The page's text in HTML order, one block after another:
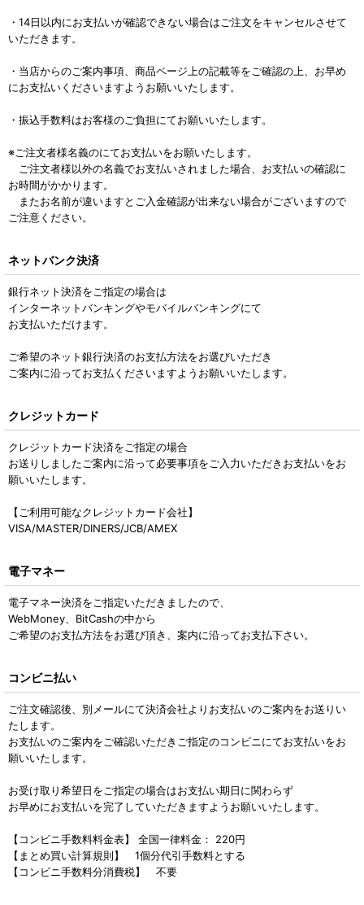
・14日以内にお支払いが確認できない場合はご注文をキャンセルさせて
いただきます。
・当店からのご案内事項、商品ページ上の記載等をご確認の上、お早め
にお支払いくださいますようお願いいたします。
・振込手数料はお客様のご負担にてお願いいたします。
※ご注文者様名義のにてお支払いをお願いたします。
ご注文者様以外の名義でお支払いされました場合、お支払いの確認に
お時間がかかります。
またお名前が違いますとご入金確認が出来ない場合がございますので
ご注意ください。
ネットバンク決済
銀行ネット決済をご指定の場合は
インターネットバンキングやモバイルバンキングにて
お支払いただけます。
ご希望のネット銀行決済のお支払方法をお選びいただき
ご案内に沿ってお支払くださいますようお願いいたします。
クレジットカード
クレジットカード決済をご指定の場合
お送りしましたご案内に沿って必要事項をご入力いただきお支払いをお
願いいたします。
【ご利用可能なクレジットカード会社】
VISA/MASTER/DINERS/JCB/AMEX
電子マネー
電子マネー決済をご指定いただきましたので、
WebMoney、BitCashの中から
ご希望のお支払方法をお選び頂き、案内に沿ってお支払下さい。
コンビニ払い
ご注文確認後、別メールにて決済会社よりお支払いのご案内をお送りい
たします。
お支払いのご案内をご確認いただきご指定のコンビニにてお支払いをお
願いいたします。
お受け取り希望日をご指定の場合はお支払い期日に関わらず
お早めにお支払いを完了していただきますようお願いいたします。
【コンビニ手数料料金表】 全国一律料金： 220円
【まとめ買い計算規則】 1個分代引手数料とする
【コンビニ手数料分消費税】 不要